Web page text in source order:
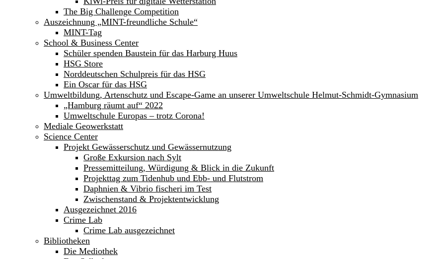
The Big Challenge Competition
Auszeichnung „MINT-freundliche Schule“
MINT-Tag
School & Business Center
Schüler spenden Baustein für das Harburg Huus
HSG Store
Norddeutschen Schulpreis für das HSG
Ein Oscar für das HSG
Umweltbildung, Artenschutz und Escape-Game an unserer Umweltschule Helmut-Schmidt-Gymnasium
„Hamburg räumt auf“ 2022
Umweltschule Europas – trotz Corona!
Mediale Geowerkstatt
Science Center
Projekt Gewässerschutz und Gewässernutzung
Große Exkursion nach Sylt
Pressemitteilung, Würdigung & Blick in die Zukunft
Projekttag zum Tidenhub und Ebb- und Flutstrom
Daphnien & Vibrio fischeri im Test
Zwischenstand & Projektentwicklung
Ausgezeichnet 2016
Crime Lab
Crime Lab ausgezeichnet
Bibliotheken
Die Mediothek